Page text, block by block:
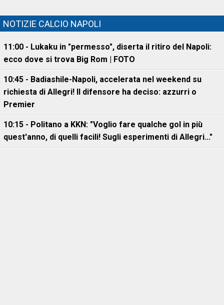
NOTIZIE CALCIO NAPOLI
11:00 - Lukaku in "permesso", diserta il ritiro del Napoli:
ecco dove si trova Big Rom | FOTO
10:45 - Badiashile-Napoli, accelerata nel weekend su
richiesta di Allegri! Il difensore ha deciso: azzurri o
Premier
10:15 - Politano a KKN: "Voglio fare qualche gol in più
quest'anno, di quelli facili! Sugli esperimenti di Allegri..."